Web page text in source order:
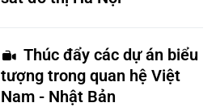
Thúc đẩy các dự án biểu
tượng trong quan hệ Việt
Nam - Nhật Bản